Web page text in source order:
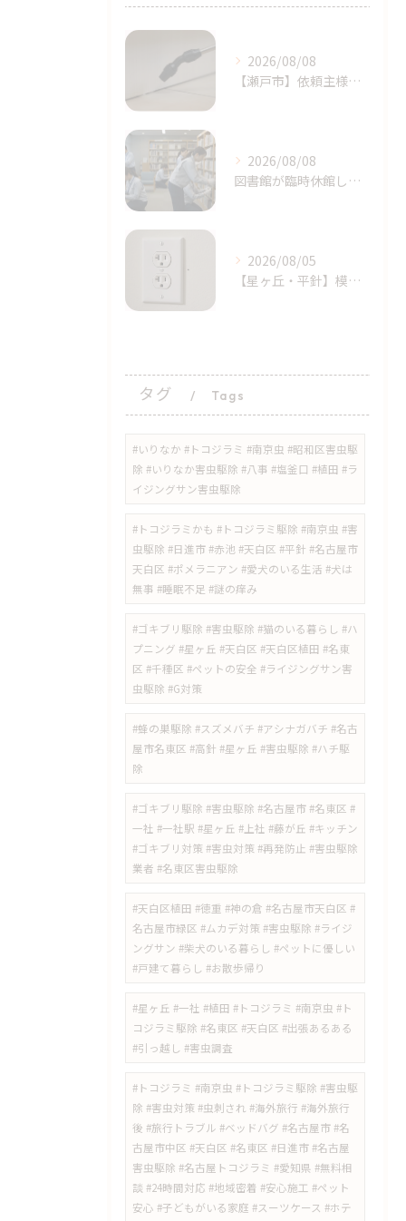
2026/08/08
​【瀬戸市】依頼主様の完璧に近い初期対応！シバンムシ駆除の「プロによる追加施工」｜天白区ライジング・サン
2026/08/08
図書館が臨時休館したトコジラミ問題とは？家庭でも注意｜天白区塩釜口
2026/08/05
【星ヶ丘・平針】模様替えで気付いた…コンセントの「消えない黒い点」｜トコジラミのサインかもしれません
タグ Tags
#いりなか #トコジラミ #南京虫 #昭和区害虫駆
除 #いりなか害虫駆除 #八事 #塩釜口 #植田 #ラ
イジングサン害虫駆除
​#トコジラミかも #トコジラミ駆除 #南京虫 #害
虫駆除 #日進市 #赤池 #天白区 #平針 #名古屋市
天白区 #ポメラニアン #愛犬のいる生活 #犬は
無事 #睡眠不足 #謎の痒み
​#ゴキブリ駆除 #害虫駆除 #猫のいる暮らし #ハ
プニング #星ヶ丘 #天白区 #天白区植田 #名東
区 #千種区 #ペットの安全 #ライジングサン害
虫駆除 #G対策
#蜂の巣駆除 #スズメバチ #アシナガバチ #名古
屋市名東区 #高針 #星ヶ丘 #害虫駆除 #ハチ駆
除
#ゴキブリ駆除 #害虫駆除 #名古屋市 #名東区 #
一社 #一社駅 #星ヶ丘 #上社 #藤が丘 #キッチン
#ゴキブリ対策 #害虫対策 #再発防止 #害虫駆除
業者 #名東区害虫駆除
#天白区植田 #徳重 #神の倉 #名古屋市天白区 #
名古屋市緑区 #ムカデ対策 #害虫駆除 #ライジ
ングサン #柴犬のいる暮らし #ペットに優しい
#戸建て暮らし #お散歩帰り
#星ヶ丘 #一社 #植田 #トコジラミ #南京虫 #ト
コジラミ駆除 #名東区 #天白区 #出張あるある
#引っ越し #害虫調査
#トコジラミ #南京虫 #トコジラミ駆除 #害虫駆
除 #害虫対策 #虫刺され #海外旅行 #海外旅行
後 #旅行トラブル #ベッドバグ #名古屋市 #名
古屋市中区 #天白区 #名東区 #日進市 #名古屋
害虫駆除 #名古屋トコジラミ #愛知県 #無料相
談 #24時間対応 #地域密着 #安心施工 #ペット
安心 #子どもがいる家庭 #スーツケース #ホテ